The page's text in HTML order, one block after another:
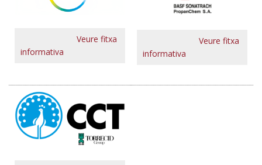
Veure fitxa
informativa
Veure fitxa
informativa